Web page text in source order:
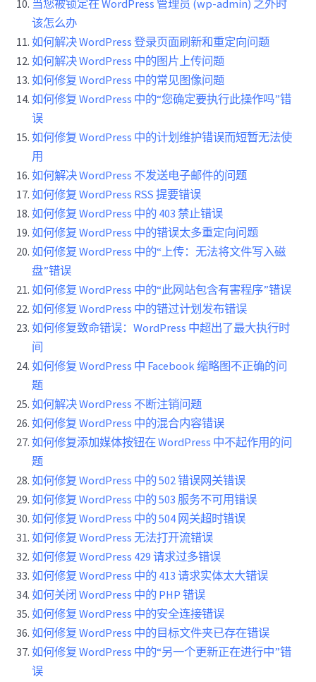
当您被锁定在 WordPress 管理员 (wp-admin) 之外时
该怎么办
如何解决 WordPress 登录页面刷新和重定向问题
如何解决 WordPress 中的图片上传问题
如何修复 WordPress 中的常见图像问题
如何修复 WordPress 中的“您确定要执行此操作吗”错
误
如何修复 WordPress 中的计划维护错误而短暂无法使
用
如何解决 WordPress 不发送电子邮件的问题
如何修复 WordPress RSS 提要错误
如何修复 WordPress 中的 403 禁止错误
如何修复 WordPress 中的错误太多重定向问题
如何修复 WordPress 中的“上传：无法将文件写入磁
盘”错误
如何修复 WordPress 中的“此网站包含有害程序”错误
如何修复 WordPress 中的错过计划发布错误
如何修复致命错误：WordPress 中超出了最大执行时
间
如何修复 WordPress 中 Facebook 缩略图不正确的问
题
如何解决 WordPress 不断注销问题
如何修复 WordPress 中的混合内容错误
如何修复添加媒体按钮在 WordPress 中不起作用的问
题
如何修复 WordPress 中的 502 错误网关错误
如何修复 WordPress 中的 503 服务不可用错误
如何修复 WordPress 中的 504 网关超时错误
如何修复 WordPress 无法打开流错误
如何修复 WordPress 429 请求过多错误
如何修复 WordPress 中的 413 请求实体太大错误
如何关闭 WordPress 中的 PHP 错误
如何修复 WordPress 中的安全连接错误
如何修复 WordPress 中的目标文件夹已存在错误
如何修复 WordPress 中的“另一个更新正在进行中”错
误